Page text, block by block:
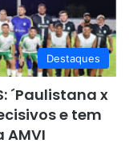
Destaques
´Paulistana x
e tem